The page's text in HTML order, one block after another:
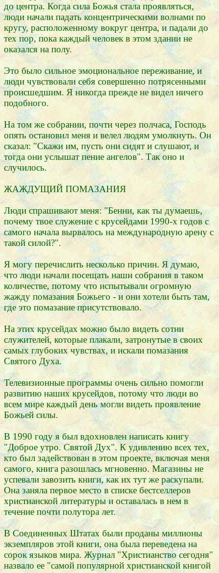
до центра. Когда сила Божья стала проявляться,
люди начали падать концентрическими волнами по
кругу, расположенному вокруг центра, и падали до
тех пор, пока каждый человек в этом здании не
оказался на полу.
Это было сильное эмоциональное переживание, и
люди чувствовали себя совершенно потрясенными
происшедшим. Я никогда прежде не видел ничего
подобного.
На том же собрании, почти через полчаса, Господь
опять остановил меня и велел людям умолкнуть. Он
сказал: "Скажи им, пусть они сидят и слушают, и
тогда они услышат пение ангелов". Так оно и
случилось.
ЖАЖДУЩИЙ ПОМАЗАНИЯ
Люди спрашивают меня: "Бенни, как ты думаешь,
почему твое служение с крусейдами 1990-х годов с
самого начала вырвалось на международную арену с
такой силой?".
Я могу перечислить несколько причин. Я думаю,
что люди начали посещать наши собрания в таком
количестве, потому что испытывали огромную
жажду помазания Божьего - и они хотели быть там,
где это помазание присутствовало.
На этих крусейдах можно было видеть сотни
служителей, которые плакали, затронутые в своих
самых глубоких чувствах, и искали помазания
Святого Духа.
Телевизионные программы очень сильно помогли
развитию наших крусейдов, потому что люди во
всем мире каждый день могли видеть проявление
Божьей силы.
В 1990 году я был вдохновлен написать книгу
"Доброе утро. Святой Дух". К удивлению всех тех,
кто был задействован в этом проекте, включая меня
самого, книга разошлась мгновенно. Магазины не
успевали завозить книги, как их тут же раскупали.
Она заняла первое место в списке бестселлеров
христианской литературы и оставалась в нем в
течение почти полутора лет.
В Соединенных Штатах были проданы миллионы
экземпляров этой книги, она была переведена на
сорок языков мира. Журнал "Христианство сегодня"
назвало ее "самой популярной христианской книгой